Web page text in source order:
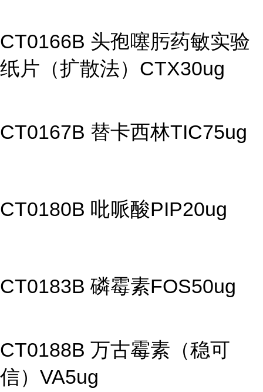
CT0166B 头孢噻肟药敏实验
纸片（扩散法）CTX30ug
CT0167B 替卡西林TIC75ug
CT0180B 吡哌酸PIP20ug
CT0183B 磷霉素FOS50ug
CT0188B 万古霉素（稳可
信）VA5ug